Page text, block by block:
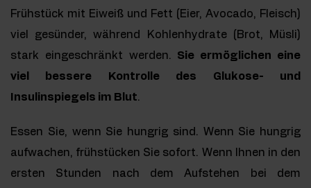
Frühstück mit Eiweiß und Fett (Eier, Avocado, Fleisch)
viel gesünder, während Kohlenhydrate (Brot, Müsli)
stark eingeschränkt werden. Sie ermöglichen eine
viel bessere Kontrolle des Glukose- und
Insulinspiegels im Blut.
Essen Sie, wenn Sie hungrig sind. Wenn Sie hungrig
aufwachen, frühstücken Sie sofort. Wenn Ihnen in den
ersten Stunden nach dem Aufstehen bei dem